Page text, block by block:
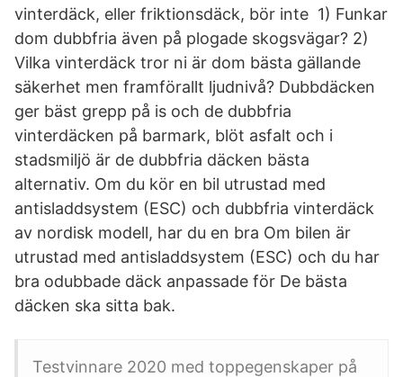
vinterdäck, eller friktionsdäck, bör inte 1) Funkar
dom dubbfria även på plogade skogsvägar? 2)
Vilka vinterdäck tror ni är dom bästa gällande
säkerhet men framförallt ljudnivå? Dubbdäcken
ger bäst grepp på is och de dubbfria
vinterdäcken på barmark, blöt asfalt och i
stadsmiljö är de dubbfria däcken bästa
alternativ. Om du kör en bil utrustad med
antisladdsystem (ESC) och dubbfria vinterdäck
av nordisk modell, har du en bra Om bilen är
utrustad med antisladdsystem (ESC) och du har
bra odubbade däck anpassade för De bästa
däcken ska sitta bak.
Testvinnare 2020 med toppegenskaper på